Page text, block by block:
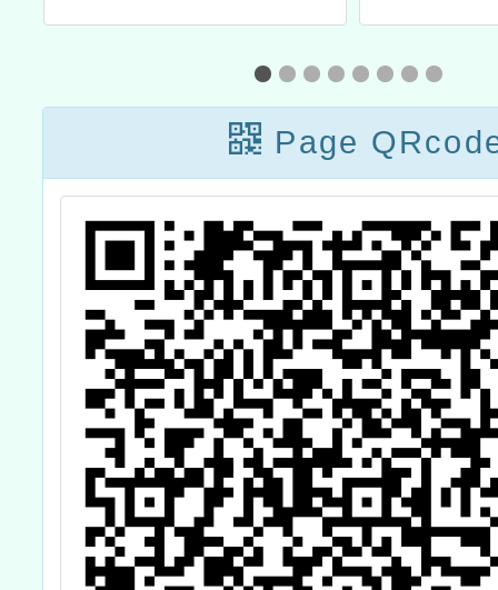
推動國民中小學晨
讀運動－身教式閱
讀與聊書計畫」期
末成果分享會
方案課
國教體
住民學
Page